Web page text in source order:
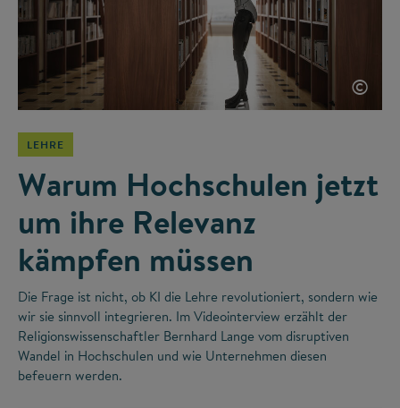
©
LEHRE
Warum Hochschulen jetzt
um ihre Relevanz
kämpfen müssen
Die Frage ist nicht, ob KI die Lehre revolutioniert, sondern wie
wir sie sinnvoll integrieren. Im Videointerview erzählt der
Religionswissenschaftler Bernhard Lange vom disruptiven
Wandel in Hochschulen und wie Unternehmen diesen
befeuern werden.